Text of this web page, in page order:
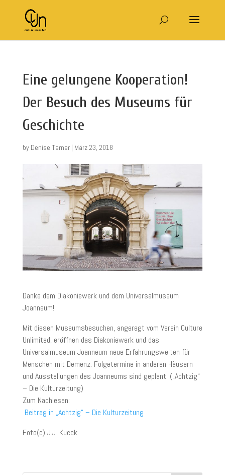
Eine gelungene Kooperation!
Der Besuch des Museums für
Geschichte
by Denise Terner| März 23, 2018
Danke dem Diakoniewerk und dem Universalmuseum
Joanneum!
Mit diesen Museumsbesuchen, angeregt vom Verein Culture
Unlimited, eröffnen das Diakoniewerk und das
Universalmuseum Joanneum neue Erfahrungswelten für
Menschen mit Demenz. Folgetermine in anderen Häusern
und Ausstellungen des Joanneums sind geplant. („Achtzig“
– Die Kulturzeitung)
Zum Nachlesen:
Beitrag in „Achtzig“ – Die Kulturzeitung
Foto(c) J.J. Kucek